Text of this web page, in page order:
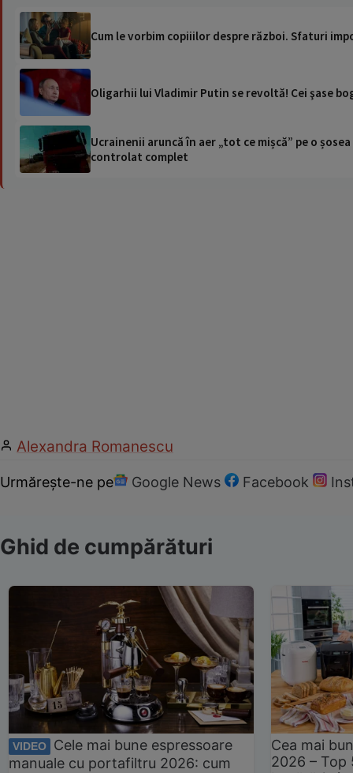
Cum le vorbim copiiilor despre război. Sfaturi
Oligarhii lui Vladimir Putin se revoltă! Cei şase
Ucrainenii aruncă în aer „tot ce mișcă” pe o
controlat complet
Alexandra Romanescu
Urmărește-ne pe Google News Facebook
Ghid de cumpărături
VIDEO
Cele mai bune espressoare
manuale cu portafiltru 2026: cum
Cea mai
2026 –